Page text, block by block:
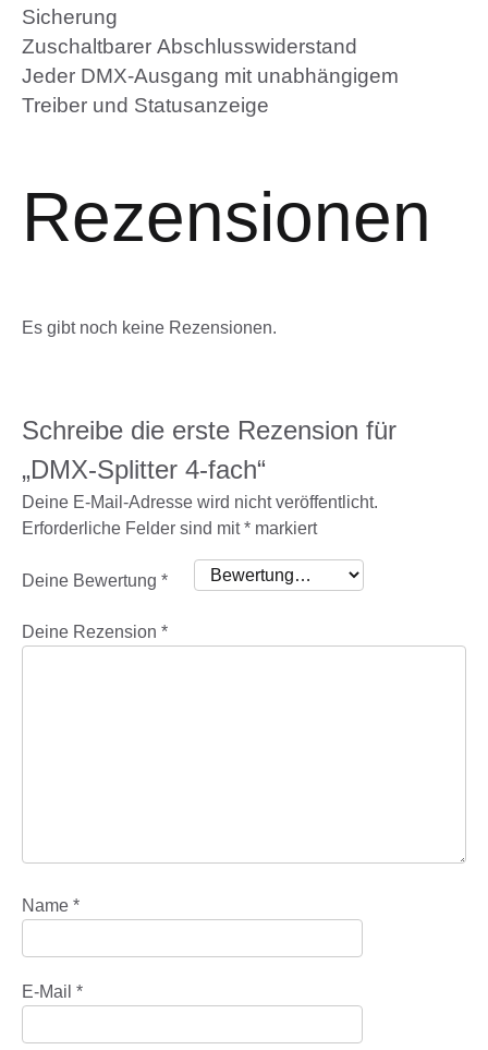
Sicherung
Zuschaltbarer Abschlusswiderstand
Jeder DMX-Ausgang mit unabhängigem
Treiber und Statusanzeige
Rezensionen
Es gibt noch keine Rezensionen.
Schreibe die erste Rezension für
„DMX-Splitter 4-fach“
Deine E-Mail-Adresse wird nicht veröffentlicht.
Erforderliche Felder sind mit* markiert
Deine Bewertung *
Deine Rezension *
Name *
E-Mail *